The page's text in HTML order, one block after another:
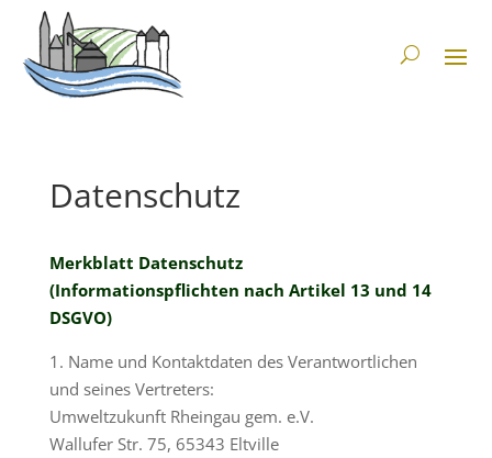
Datenschutz
Merkblatt Datenschutz
(Informationspflichten nach Artikel 13 und 14
DSGVO)
1. Name und Kontaktdaten des Verantwortlichen
und seines Vertreters:
Umweltzukunft Rheingau gem. e.V.
Wallufer Str. 75, 65343 Eltville